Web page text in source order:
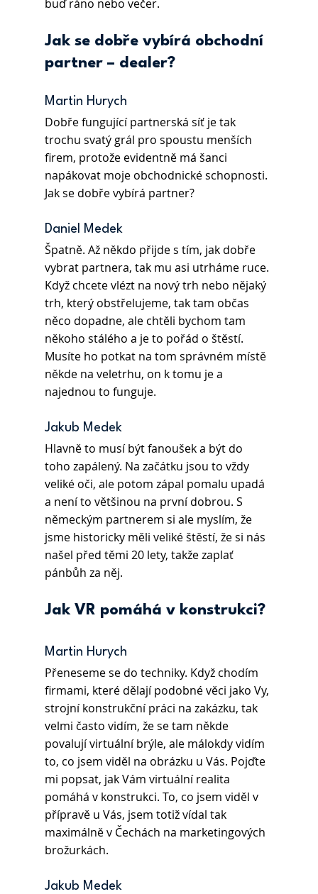
buď ráno nebo večer.
Jak se dobře vybírá obchodní
partner – dealer?
Martin Hurych
Dobře fungující partnerská síť je tak
trochu svatý grál pro spoustu menších
firem, protože evidentně má šanci
napákovat moje obchodnické schopnosti.
Jak se dobře vybírá partner?
Daniel Medek
Špatně. Až někdo přijde s tím, jak dobře
vybrat partnera, tak mu asi utrháme ruce.
Když chcete vlézt na nový trh nebo nějaký
trh, který obstřelujeme, tak tam občas
něco dopadne, ale chtěli bychom tam
někoho stálého a je to pořád o štěstí.
Musíte ho potkat na tom správném místě
někde na veletrhu, on k tomu je a
najednou to funguje.
Jakub Medek
Hlavně to musí být fanoušek a být do
toho zapálený. Na začátku jsou to vždy
veliké oči, ale potom zápal pomalu upadá
a není to většinou na první dobrou. S
německým partnerem si ale myslím, že
jsme historicky měli veliké štěstí, že si nás
našel před těmi 20 lety, takže zaplať
pánbůh za něj.
Jak VR pomáhá v konstrukci?
Martin Hurych
Přeneseme se do techniky. Když chodím
firmami, které dělají podobné věci jako Vy,
strojní konstrukční práci na zakázku, tak
velmi často vidím, že se tam někde
povalují virtuální brýle, ale málokdy vidím
to, co jsem viděl na obrázku u Vás. Pojďte
mi popsat, jak Vám virtuální realita
pomáhá v konstrukci. To, co jsem viděl v
přípravě u Vás, jsem totiž vídal tak
maximálně v Čechách na marketingových
brožurkách.
Jakub Medek